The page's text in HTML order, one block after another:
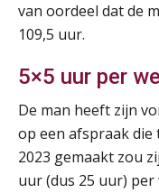
van oordeel dat de
109,5 uur.
5×5 uur per
De man heeft zijn
op een afspraak die
2023 gemaakt zou
uur (dus 25 uur)